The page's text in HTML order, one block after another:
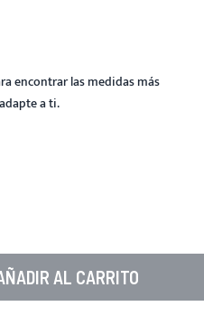
encontrar las medidas más
a ti.
AL CARRITO